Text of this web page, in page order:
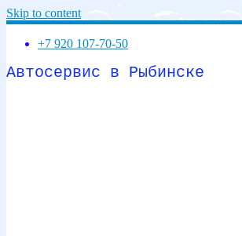
Skip to content
+7 920 107-70-50
Автосервис в Рыбинске